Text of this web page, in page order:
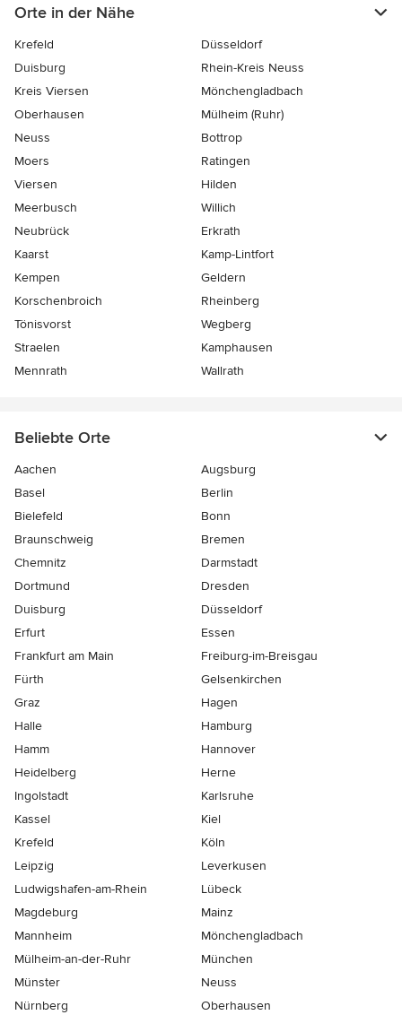
Orte in der Nähe
Krefeld
Düsseldorf
Duisburg
Rhein-Kreis Neuss
Kreis Viersen
Mönchengladbach
Oberhausen
Mülheim (Ruhr)
Neuss
Bottrop
Moers
Ratingen
Viersen
Hilden
Meerbusch
Willich
Neubrück
Erkrath
Kaarst
Kamp-Lintfort
Kempen
Geldern
Korschenbroich
Rheinberg
Tönisvorst
Wegberg
Straelen
Kamphausen
Mennrath
Wallrath
Beliebte Orte
Aachen
Augsburg
Basel
Berlin
Bielefeld
Bonn
Braunschweig
Bremen
Chemnitz
Darmstadt
Dortmund
Dresden
Duisburg
Düsseldorf
Erfurt
Essen
Frankfurt am Main
Freiburg-im-Breisgau
Fürth
Gelsenkirchen
Graz
Hagen
Halle
Hamburg
Hamm
Hannover
Heidelberg
Herne
Ingolstadt
Karlsruhe
Kassel
Kiel
Krefeld
Köln
Leipzig
Leverkusen
Ludwigshafen-am-Rhein
Lübeck
Magdeburg
Mainz
Mannheim
Mönchen­gladbach
Mülheim-an-der-Ruhr
München
Münster
Neuss
Nürnberg
Oberhausen